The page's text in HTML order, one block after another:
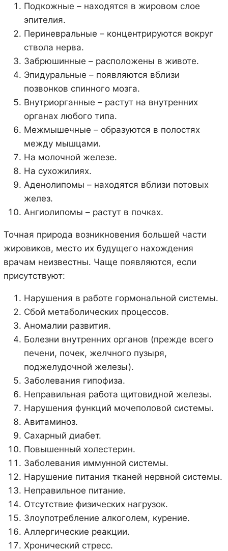
Подкожные – находятся в жировом слое
эпителия.
Периневральные – концентрируются вокруг
ствола нерва.
Забрюшинные – расположены в животе.
Эпидуральные – появляются вблизи
позвонков спинного мозга.
Внутриорганные – растут на внутренних
органах любого типа.
Межмышечные – образуются в полостях
между мышцами.
На молочной железе.
На сухожилиях.
Аденолипомы – находятся вблизи потовых
желез.
Ангиолипомы – растут в почках.
Точная природа возникновения большей части
жировиков, место их будущего нахождения
врачам неизвестны. Чаще появляются, если
присутствуют:
Нарушения в работе гормональной системы.
Сбой метаболических процессов.
Аномалии развития.
Болезни внутренних органов (прежде всего
печени, почек, желчного пузыря,
поджелудочной железы).
Заболевания гипофиза.
Неправильная работа щитовидной железы.
Нарушения функций мочеполовой системы.
Авитаминоз.
Сахарный диабет.
Повышенный холестерин.
Заболевания иммунной системы.
Нарушение питания тканей нервной системы.
Неправильное питание.
Отсутствие физических нагрузок.
Злоупотребление алкоголем, курение.
Аллергические реакции.
Хронический стресс.